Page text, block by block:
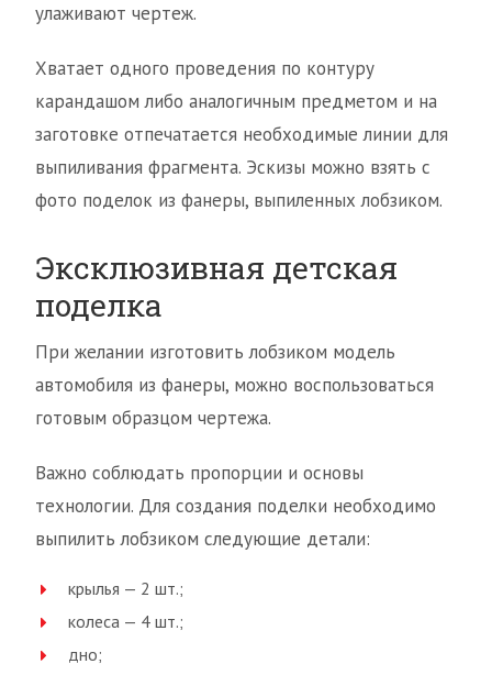
улаживают чертеж.
Хватает одного проведения по контуру
карандашом либо аналогичным предметом и на
заготовке отпечатается необходимые линии для
выпиливания фрагмента. Эскизы можно взять с
фото поделок из фанеры, выпиленных лобзиком.
Эксклюзивная детская
поделка
При желании изготовить лобзиком модель
автомобиля из фанеры, можно воспользоваться
готовым образцом чертежа.
Важно соблюдать пропорции и основы
технологии. Для создания поделки необходимо
выпилить лобзиком следующие детали:
крылья — 2 шт.;
колеса — 4 шт.;
дно;